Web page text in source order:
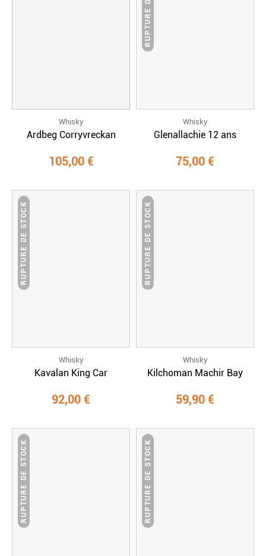
Whisky
Ardbeg Corryvreckan
105,00 €
Whisky
Glenallachie 12 ans
75,00 €
RUPTURE DE STOCK
Whisky
Kavalan King Car
92,00 €
RUPTURE DE STOCK
Whisky
Kilchoman Machir Bay
59,90 €
RUPTURE DE STOCK RUPTURE DE STOCK